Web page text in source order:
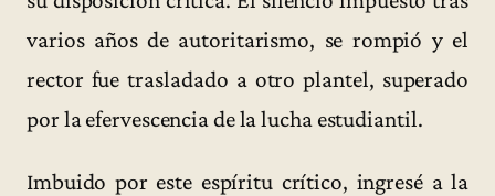
varios años de autoritarismo, se rompió y el
rector fue trasladado a otro plantel, superado
por la efervescencia de la lucha estudiantil.
Imbuido por este espíritu crítico, ingresé a la